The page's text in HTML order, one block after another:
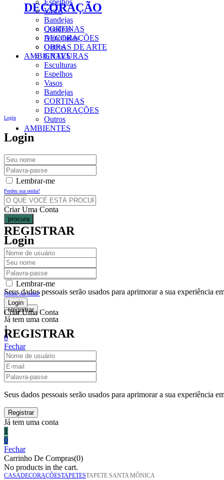
Vasos
Bandejas
CORTINAS
DECORAÇÕES
Outros
AMBIENTES
Login
Login
Lembrar-me
Perdeu sua senha?
Criar Uma Conta
REGISTRAR
Seus dados pessoais serão usados para aprimorar a sua experiência
Já tem uma conta
1
0
Fechar
Carrinho De Compras(0)
No products in the cart.
DECORAÇÃO
Quadros
Almofadas
OBRAS DE ARTE
GRAVURAS
Esculturas
Espelhos
Vasos
Bandejas
CORTINAS
DECORAÇÕES
Outros
AMBIENTES
procura
Login
Lembrar-me
Perdeu sua senha?
Criar Uma Conta
REGISTRAR
Seus dados pessoais serão usados para aprimorar a sua experiência
Já tem uma conta
1
0
Fechar
Carrinho De Compras(0)
No products in the cart.
CASADECORAÇÕESTAPETESTAPETE SANTA MÔNICA